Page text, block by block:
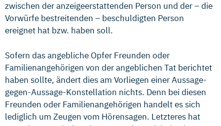
zwischen der anzeigeerstattenden Person und der – die
Vorwürfe bestreitenden – beschuldigten Person
ereignet hat bzw. haben soll.
Sofern das angebliche Opfer Freunden oder
Familienangehörigen von der angeblichen Tat berichtet
haben sollte, ändert dies am Vorliegen einer Aussage-
gegen-Aussage-Konstellation nichts. Denn bei diesen
Freunden oder Familienangehörigen handelt es sich
lediglich um Zeugen vom Hörensagen. Letzteres hat